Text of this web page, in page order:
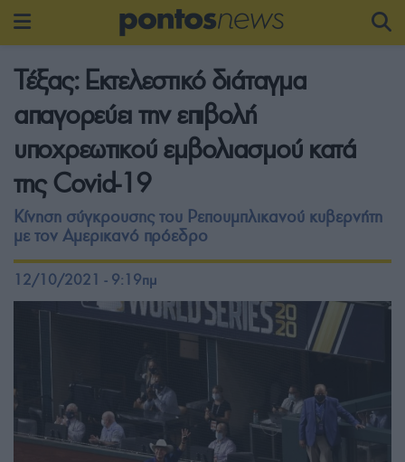
Τέξας: Εκτελεστικό διάταγμα
απαγορεύει την επιβολή
υποχρεωτικού εμβολιασμού κατά
της Covid-19
Κίνηση σύγκρουσης του Ρεπουμπλικανού κυβερνήτη
με τον Αμερικανό πρόεδρο
12/10/2021 - 9:19πμ